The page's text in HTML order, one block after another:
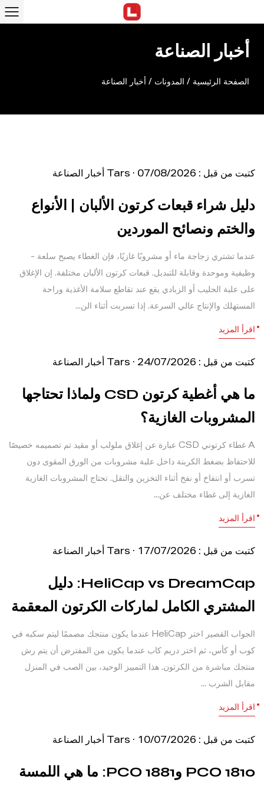
أخبار الصناعة
الصفحة الرئيسية / المدونات / أخبار الصناعة
كتبت من قبل : Tars · 07/08/2026 أخبار الصناعة
دليل شراء قبعات كرتون الألبان | الأنواع
والختم ونصائح الموردين
عندما تشتري زجاجة ماء أو مشروبًا غازيًا، فإن الغطاء يصبح سلعة -
وظيفية وموحدة وقابلة للتبديل. قبعات كرتون الألبان مختلفة. إن الإغلاق
على علبة الحليب أو الزبادي يقع عند تقاطع سلامة الأغذية وراحة
المستهلك والإنتاج عالي السرعة. إذا تسربت أثناء الن...
اقرأ المزيد
كتبت من قبل : Tars · 24/07/2026 أخبار الصناعة
ما هي أغطية كرتون CSD ولماذا تحتاجها
المشروبات الغازية؟
A غطاء كرتوني CSD عبارة عن إغلاق ملولب أو مقيد تم تصميمه خصيصًا
للاحتفاظ بضغط الكربنة داخل علبة مشروبات من الورق المقوى دون
تسرب أو انتفاخ أو نفخ أثناء التخزين والنقل. تحتاج المشروبات الغازية
الغازية إلى غطاء مختلف عن...
اقرأ المزيد
كتبت من قبل : Tars · 17/07/2026 أخبار الصناعة
HeliCap vs DreamCap: دليل
المشتري الكامل لماركات الكرتون المعقمة
الجواب القصير اختر HeliCap عندما يكون منتجك مصممًا ليتم سكبه في
كوب أو كأس، ثم اختر دريم كاب عندما يكون من المفترض أن يتم رش
منتجك مباشرة من الكرتون. هذا التمييز الوحيد، بين الصب في المنزل
مقابل الشرب ...
اقرأ المزيد
كتبت من قبل : Tars · 10/07/2026 أخبار الصناعة
PCO 1810 وPCO 1881: ما هي اللمسة